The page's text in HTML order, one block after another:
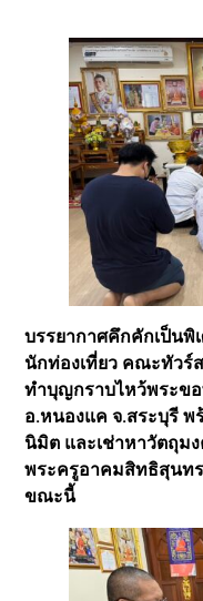
บรรยากาศคึกคักเป็นพิ
นักท่องเที่ยว คณะทัวร์
ทำบุญกราบไหว้พระข
อ.หนองแค จ.สระบุรี
นิมิต และเช่าหาวัตถุม
พระครูอาคมสิทธิสุนทร
ขณะนี้